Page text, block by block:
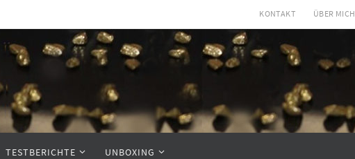
KONTAKT ÜBER MICH
TESTBERICHTE UNBOXING